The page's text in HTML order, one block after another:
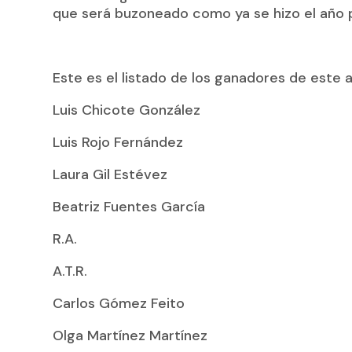
que será buzoneado como ya se hizo el año
Este es el listado de los ganadores de este
Luis Chicote González
Luis Rojo Fernández
Laura Gil Estévez
Beatriz Fuentes García
R.A.
A.T.R.
Carlos Gómez Feito
Olga Martínez Martínez